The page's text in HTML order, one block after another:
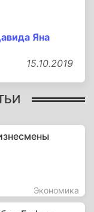
Яна
15.10.2019
Экономика